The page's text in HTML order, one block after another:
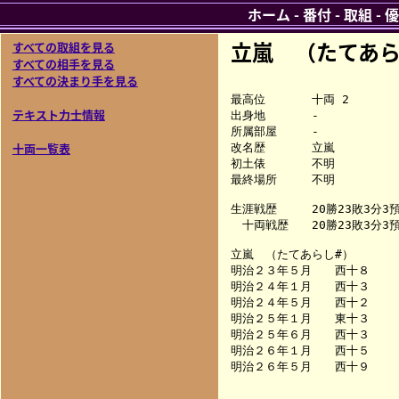
すべての取組を見る
すべての相手を見る
すべての決まり手を見る
テキスト力士情報
十両一覧表
立嵐 （たてあ
最高位　　　　十両 2
出身地　　　　-
所属部屋　　　-
改名歴　　　　立嵐
初土俵　　　　不明
最終場所　　　不明
生涯戦歴　　　20勝23敗3分3
十両戦歴　　20勝23敗3分3
立嵐　（たてあらし#）
明治２３年５月　　西十８
明治２４年１月　　西十３　
明治２４年５月　　西十２　
明治２５年１月　　東十３　
明治２５年６月　　西十３
明治２６年１月　　西十５
ホーム -番付-取組 -